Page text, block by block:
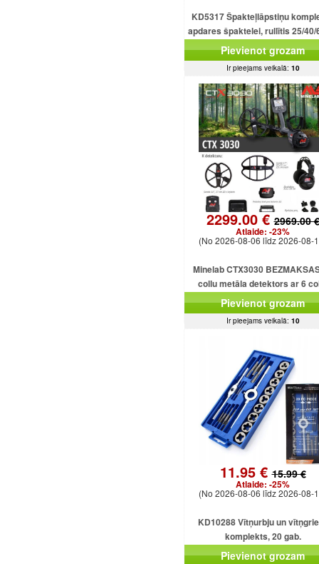
KD5317 Špakteļlāpstiņu
apdares špaktelei, rullītis 25/40/
cm.
Pievienot grozam
Ir pieejams veikalā: 10
2299.00 €2969.00 €
Atlaide: -23%
(No 2026-08-06 līdz 2026-08-
Minelab CTX3030
collu metāla detektors ar 6
dubultdimensiju spolēm
Pievienot grozam
Ir pieejams veikalā: 10
11.95 €15.99 €
Atlaide: -25%
(No 2026-08-06 līdz 2026-08-
KD10288 Vītņurbju un
komplekts, 20 gab.
Pievienot grozam